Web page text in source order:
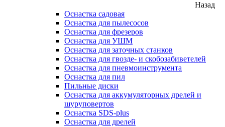
Назад
Оснастка садовая
Оснастка для пылесосов
Оснастка для фрезеров
Оснастка для УШМ
Оснастка для заточных станков
Оснастка для гвозде- и скобозабиветелей
Оснастка для пневмоинструмента
Оснастка для пил
Пильные диски
Оснастка для аккумуляторных дрелей и
шуруповертов
Оснастка SDS-plus
Оснастка для дрелей